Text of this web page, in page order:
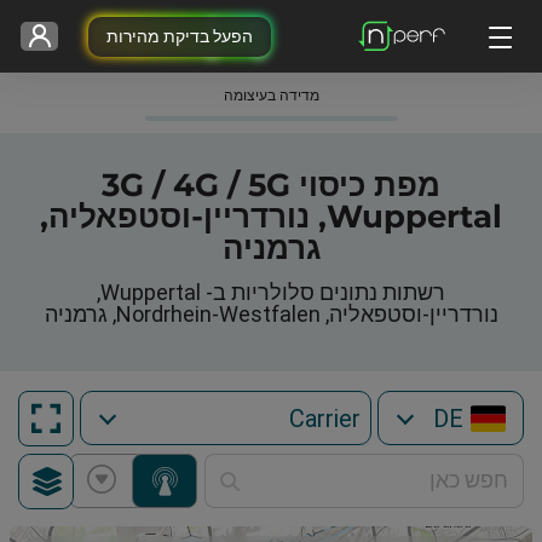
הפעל בדיקת מהירות
מדידה בעיצומה
מפת כיסוי 3G / 4G / 5G
Wuppertal, נורדריין-וסטפאליה,
גרמניה
רשתות נתונים סלולריות ב- Wuppertal,
נורדריין-וסטפאליה, Nordrhein-Westfalen, גרמניה
DE